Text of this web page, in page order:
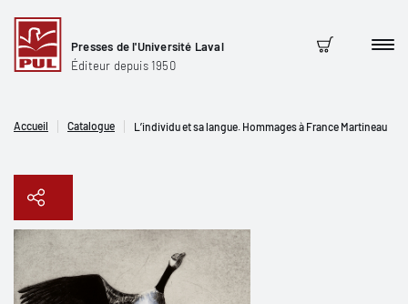
Presses de l'Université Laval
Éditeur depuis 1950
Panier
Accueil Catalogue L’individu et sa langue. Hommages à France Martineau
Copier le lien